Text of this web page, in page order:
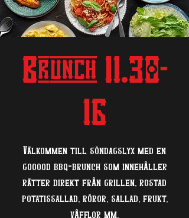
Brunch 11.30-
16
Välkommen till söndagslyx med en
gooood bbq-brunch som innehåller
rätter direkt från grillen, rostad
potatissallad, röror, sallad, frukt,
våfflor mm.